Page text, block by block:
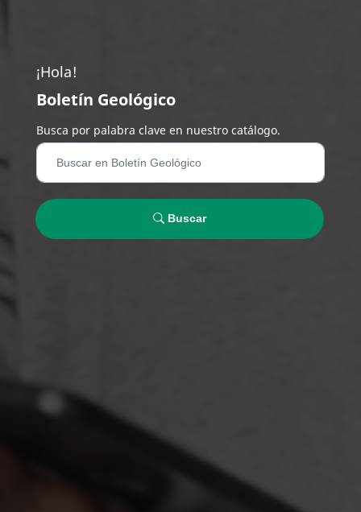
¡Hola!
Boletín Geológico
Busca por palabra clave en nuestro catálogo.
Buscar